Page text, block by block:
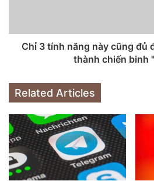
năm bình thường, Covid-19 đã
sự kiện truyền thông quy mô
rằng iPhone 12 sẽ chỉ được công
cáo báo chí, tức chẳng có chỗ nào
thing”vào cả.
Nhưng có nhiều sản phẩm và dịch
đang phát triển, nên chắc chắn
Chỉ 3 tính năng này cũng đủ
thành chiến binh
Related Articles